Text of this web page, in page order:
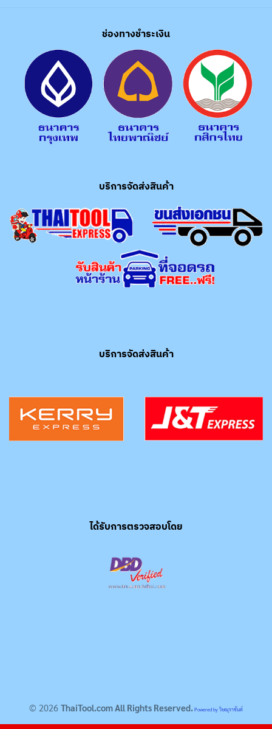
ช่องทางชำระเงิน
บริการจัดส่งสินค้า
บริการจัดส่งสินค้า
ได้รับการตรวจสอบโดย
© 2026 ThaiTool.com All Rights Reserved. Powered by วิษณุราชันต์